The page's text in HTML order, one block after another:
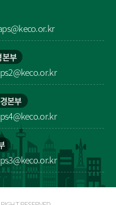
본부
본부